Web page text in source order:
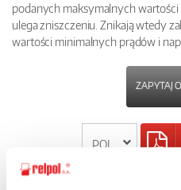
podanych maksymalnych
ulega zniszczeniu. Znikają wtedy
wartości minimalnych prądów i
ZAPYTAJ